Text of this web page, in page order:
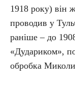
1918 року) він
проводив у
раніше – до
«Дудариком»,
обробка